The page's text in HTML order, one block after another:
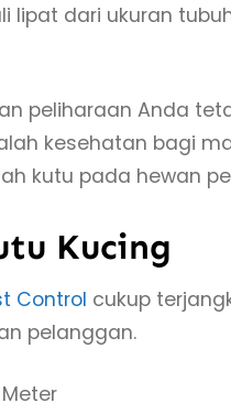
dari ukuran
peliharaan Anda
kesehatan bagi
kutu pada hewan
Kucing
Control cukup
pelanggan.